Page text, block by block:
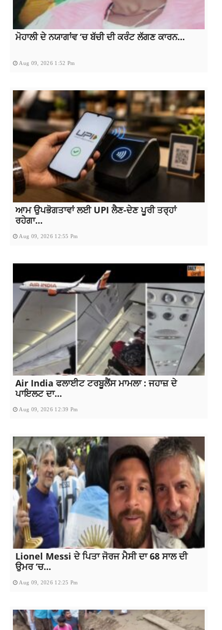
ਮੋਹਾਲੀ ਦੇ ਨਯਾਗਾਂਵ ‘ਚ ਬੱਚੀ ਦੀ ਕਰੰਟ ਲੱਗਣ ਕਾਰਨ...
Aug 09, 2026 1:52 Pm
ਆਮ ਉਪਭੋਗਤਾਵਾਂ ਲਈ UPI ਲੈਣ-ਦੇਣ ਪੂਰੀ ਤਰ੍ਹਾਂ
ਰਹੇਗਾ...
Aug 09, 2026 12:55 Pm
Air India ਫਲਾਈਟ ਟਰਬੂਲੈਂਸ ਮਾਮਲਾ : ਜਹਾਜ਼ ਦੇ
ਪਾਇਲਟ ਦਾ...
Aug 09, 2026 12:39 Pm
Lionel Messi ਦੇ ਪਿਤਾ ਜੋਰਜ ਮੈਸੀ ਦਾ 68 ਸਾਲ ਦੀ
ਉਮਰ ‘ਚ...
Aug 09, 2026 12:25 Pm